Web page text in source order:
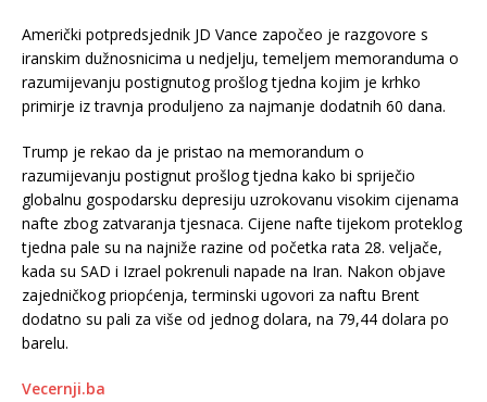
Američki potpredsjednik JD Vance započeo je razgovore s
iranskim dužnosnicima u nedjelju, temeljem memoranduma o
razumijevanju postignutog prošlog tjedna kojim je krhko
primirje iz travnja produljeno za najmanje dodatnih 60 dana.
Trump je rekao da je pristao na memorandum o
razumijevanju postignut prošlog tjedna kako bi spriječio
globalnu gospodarsku depresiju uzrokovanu visokim cijenama
nafte zbog zatvaranja tjesnaca. Cijene nafte tijekom proteklog
tjedna pale su na najniže razine od početka rata 28. veljače,
kada su SAD i Izrael pokrenuli napade na Iran. Nakon objave
zajedničkog priopćenja, terminski ugovori za naftu Brent
dodatno su pali za više od jednog dolara, na 79,44 dolara po
barelu.
Vecernji.ba